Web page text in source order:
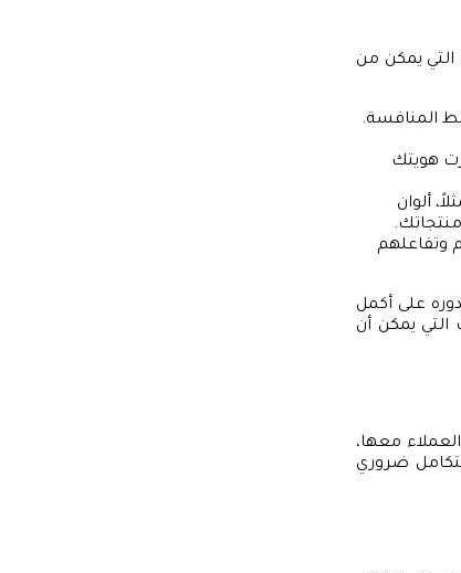
التي يمكن من
المنافسة.
هويتك
ألوان
وتفاعلهم
على أكمل
يمكن أن
معها،
ضروري